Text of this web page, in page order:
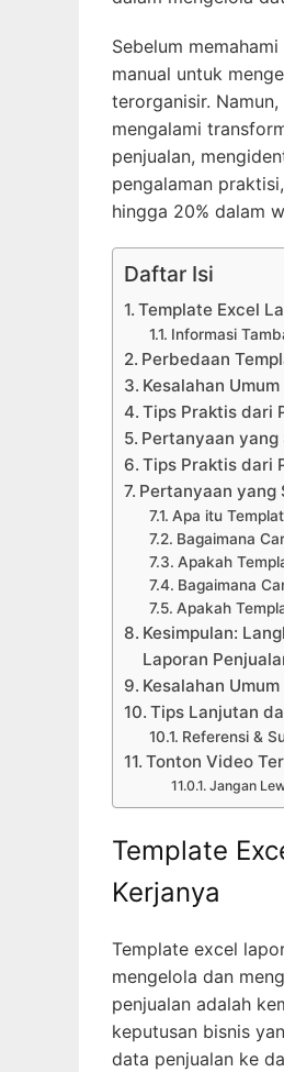
Sebelum
manual untuk
terorganisir.
mengalami
penjualan,
pengalaman
hingga 20% dalam
Daftar Isi
Template Excel
Informasi
Perbedaan
Kesalahan
Tips Praktis dari
Pertanyaan yang
Tips Praktis dari
Pertanyaan yang
Apa itu
Bagaimana
Apakah
Bagaimana
Apakah
Kesimpulan:
Laporan
Kesalahan
Tips Lanjutan
Referensi &
Tonton Video
Jangan
Template
Kerjanya
Template excel
mengelola dan
penjualan adalah
keputusan bisnis
data penjualan ke